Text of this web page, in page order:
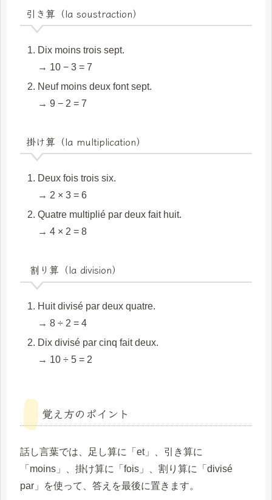
引き算（la soustraction）
Dix moins trois sept.
→ 10 − 3 = 7
Neuf moins deux font sept.
→ 9 − 2 = 7
掛け算（la multiplication）
Deux fois trois six.
→ 2 × 3 = 6
Quatre multiplié par deux fait huit.
→ 4 × 2 = 8
割り算（la division）
Huit divisé par deux quatre.
→ 8 ÷ 2 = 4
Dix divisé par cinq fait deux.
→ 10 ÷ 5 = 2
覚え方のポイント
話し言葉では、足し算に「et」、引き算に
「moins」、掛け算に「fois」、割り算に「divisé
par」を使って、答えを最後に置きます。